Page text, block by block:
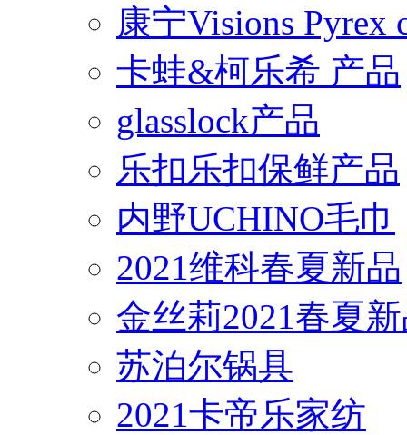
康宁Visions Pyrex
卡蛙&柯乐希 产品
glasslock产品
乐扣乐扣保鲜产品
内野UCHINO毛巾
2021维科春夏新品
金丝莉2021春夏
苏泊尔锅具
2021卡帝乐家纺